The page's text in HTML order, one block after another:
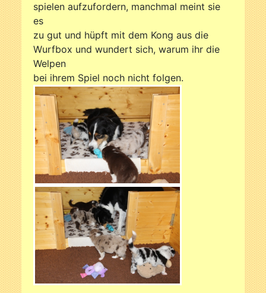
spielen aufzufordern, manchmal meint sie
es
zu gut und hüpft mit dem Kong aus die
Wurfbox und wundert sich, warum ihr die
Welpen
bei ihrem Spiel noch nicht folgen.